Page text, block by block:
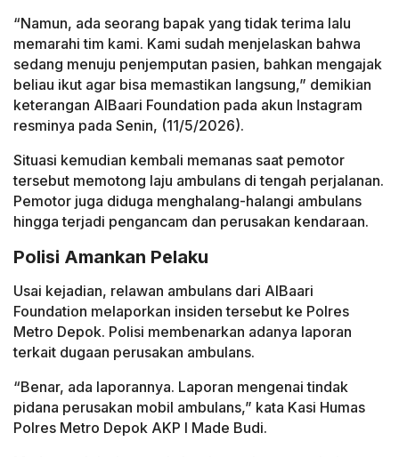
“Namun, ada seorang bapak yang tidak terima lalu
memarahi tim kami. Kami sudah menjelaskan bahwa
sedang menuju penjemputan pasien, bahkan mengajak
beliau ikut agar bisa memastikan langsung,” demikian
keterangan AlBaari Foundation pada akun Instagram
resminya pada Senin, (11/5/2026).
Situasi kemudian kembali memanas saat pemotor
tersebut memotong laju ambulans di tengah perjalanan.
Pemotor juga diduga menghalang-halangi ambulans
hingga terjadi pengancam dan perusakan kendaraan.
Polisi Amankan Pelaku
Usai kejadian, relawan ambulans dari AlBaari
Foundation melaporkan insiden tersebut ke Polres
Metro Depok. Polisi membenarkan adanya laporan
terkait dugaan perusakan ambulans.
“Benar, ada laporannya. Laporan mengenai tindak
pidana perusakan mobil ambulans,” kata Kasi Humas
Polres Metro Depok AKP I Made Budi.